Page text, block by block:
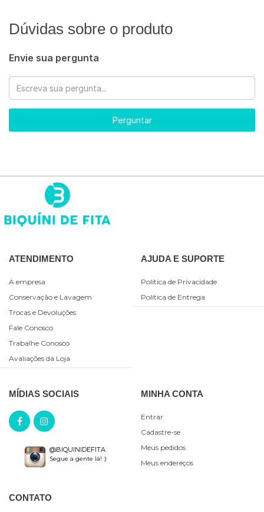
Dúvidas sobre o produto
Envie sua pergunta
Perguntar
ATENDIMENTO
A empresa
Conservação e Lavagem
Trocas e Devoluções
Fale Conosco
Trabalhe Conosco
Avaliações da Loja
AJUDA E SUPORTE
Política de Privacidade
Política de Entrega
MÍDIAS SOCIAIS
@BIQUINIDEFITA
Segue a gente lá! :)
MINHA CONTA
Entrar
Cadastre-se
Meus pedidos
Meus endereços
CONTATO